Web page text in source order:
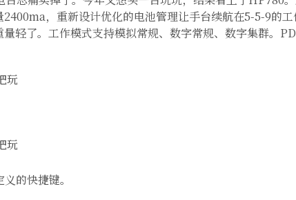
2400ma，重新设计优化的电池管理让手台续航在5-5-9的
轻了。工作模式支持模拟常规、数字常规、数字集群。
的快捷键。